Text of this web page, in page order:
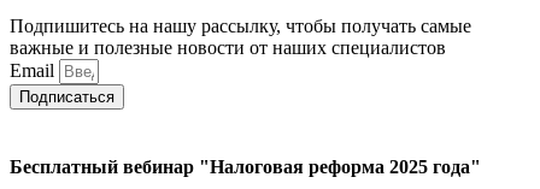
Подпишитесь на нашу рассылку, чтобы получать самые
важные и полезные новости от наших специалистов
Email
Подписаться
Бесплатный вебинар "Налоговая реформа 2025 года"